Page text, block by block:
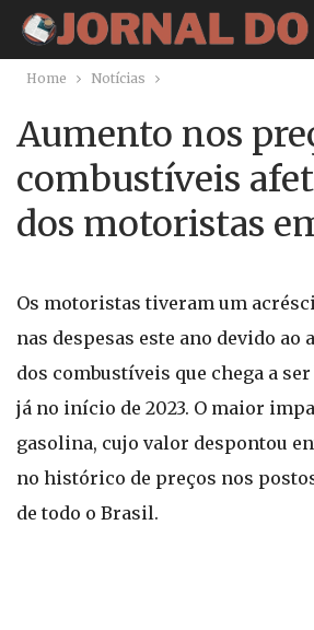
Home Notícias
Aumento nos
combustíveis
dos motoristas
Os motoristas tiveram um
nas despesas este ano devido ao
dos combustíveis que chega a
já no início de 2023. O maior
gasolina, cujo valor despontou
no histórico de preços nos
de todo o Brasil.